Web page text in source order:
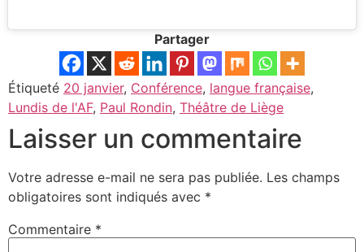
Partager
Étiqueté 20 janvier, Conférence, langue française,
Lundis de l'AF, Paul Rondin, Théâtre de Liège
Laisser un commentaire
Votre adresse e-mail ne sera pas publiée. Les champs
obligatoires sont indiqués avec *
Commentaire *